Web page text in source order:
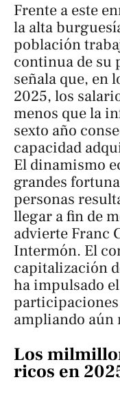
Frente a este
la alta
población
continua de su
señala que, en
2025, los
menos que la
sexto año
capacidad
El dinamismo
grandes
personas
llegar a fin de
advierte Franc
Intermón. El
capitalización
ha impulsado
ampliando aún
Los
ricos en